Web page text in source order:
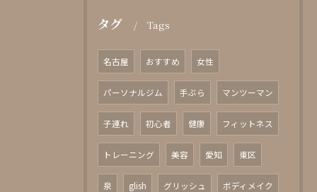
タグ Tags
名古屋 おすすめ 女性
パーソナルジム 手ぶら マンツーマン
子連れ 初心者 健康 フィットネス
トレーニング 美容 愛知 東区
泉 glish グリッシュ ボディメイク